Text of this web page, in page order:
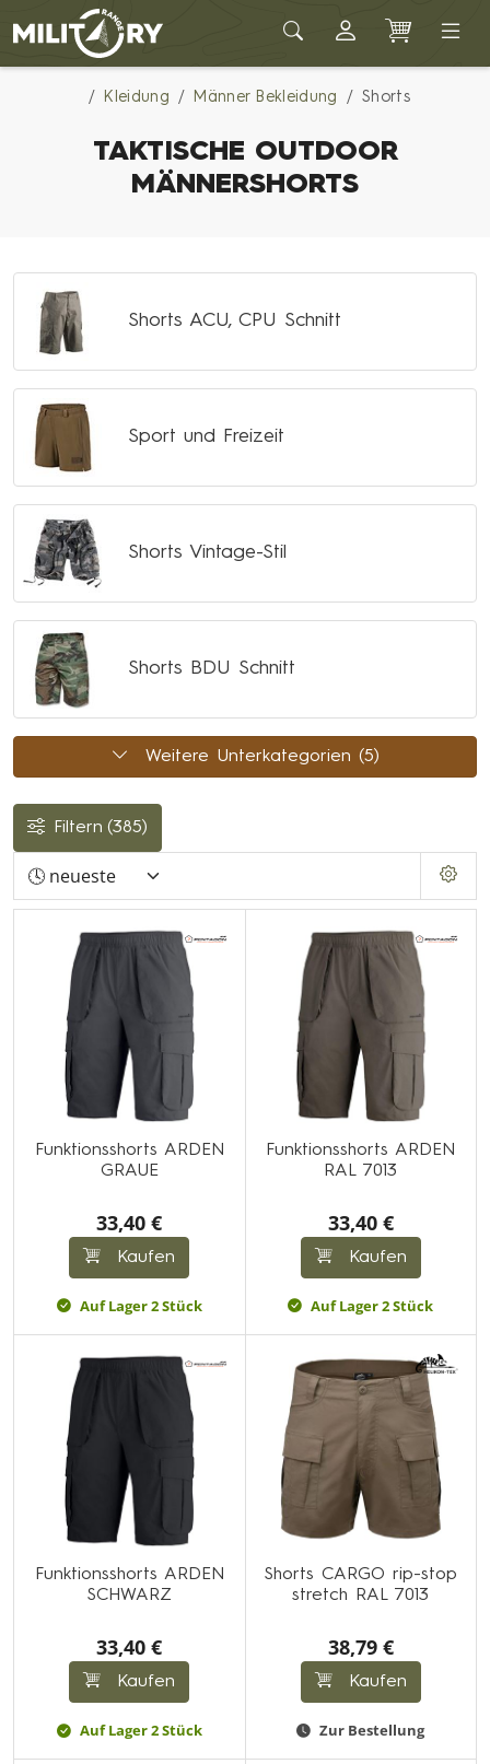
Army shop MILITARY RANGE
Kleidung Männer Bekleidung Shorts
TAKTISCHE OUTDOOR
MÄNNERSHORTS
Shorts ACU, CPU Schnitt
Sport und Freizeit
Shorts Vintage-Stil
Shorts BDU Schnitt
Weitere Unterkategorien (5)
Filtern (385)
Funktionsshorts ARDEN
GRAUE
33,40 €
Kaufen
Auf Lager 2 Stück
Funktionsshorts ARDEN
RAL 7013
33,40 €
Kaufen
Auf Lager 2 Stück
Funktionsshorts ARDEN
SCHWARZ
33,40 €
Kaufen
Auf Lager 2 Stück
Shorts CARGO rip-stop
stretch RAL 7013
38,79 €
Kaufen
Zur Bestellung